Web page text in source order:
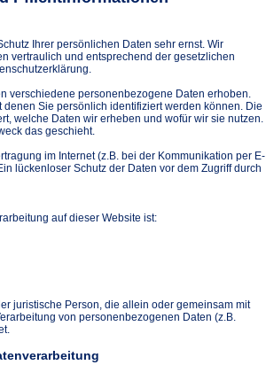
Ihrer persönlichen Daten sehr ernst. Wir
vertraulich und entsprechend der gesetzlichen
verschiedene personenbezogene Daten erhoben.
Sie persönlich identifiziert werden können. Die
welche Daten wir erheben und wofür wir sie nutzen.
das geschieht.
im Internet (z.B. bei der Kommunikation per E-
lückenloser Schutz der Daten vor dem Zugriff durch
auf dieser Website ist:
juristische Person, die allein oder gemeinsam mit
von personenbezogenen Daten (z.B.